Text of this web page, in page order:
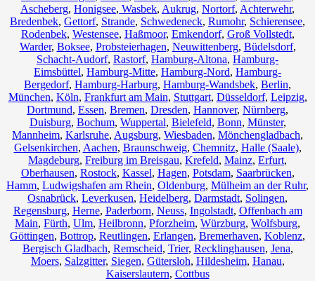
Ascheberg, Honigsee, Wasbek, Aukrug, Nortorf, Achterwehr,
Bredenbek, Gettorf, Strande, Schwedeneck, Rumohr, Schierensee,
Rodenbek, Westensee, Haßmoor, Emkendorf, Groß Vollstedt,
Warder, Boksee, Probsteierhagen, Neuwittenberg, Büdelsdorf,
Schacht-Audorf, Rastorf, Hamburg-Altona, Hamburg-
Eimsbüttel, Hamburg-Mitte, Hamburg-Nord, Hamburg-
Bergedorf, Hamburg-Harburg, Hamburg-Wandsbek, Berlin,
München, Köln, Frankfurt am Main, Stuttgart, Düsseldorf, Leipzig,
Dortmund, Essen, Bremen, Dresden, Hannover, Nürnberg,
Duisburg, Bochum, Wuppertal, Bielefeld, Bonn, Münster,
Mannheim, Karlsruhe, Augsburg, Wiesbaden, Mönchengladbach,
Gelsenkirchen, Aachen, Braunschweig, Chemnitz⁠, Halle (Saale),
Magdeburg, Freiburg im Breisgau, Krefeld, Mainz, Erfurt,
Oberhausen, Rostock, Kassel, Hagen, Potsdam, Saarbrücken,
Hamm, Ludwigshafen am Rhein, Oldenburg, Mülheim an der Ruhr,
Osnabrück, Leverkusen, Heidelberg, Darmstadt, Solingen,
Regensburg, Herne, Paderborn, Neuss, Ingolstadt, Offenbach am
Main, Fürth, Ulm, Heilbronn, Pforzheim, Würzburg, Wolfsburg,
Göttingen, Bottrop, Reutlingen, Erlangen, Bremerhaven, Koblenz,
Bergisch Gladbach, Remscheid, Trier, Recklinghausen, Jena,
Moers, Salzgitter, Siegen, Gütersloh, Hildesheim, Hanau,
Kaiserslautern, Cottbus